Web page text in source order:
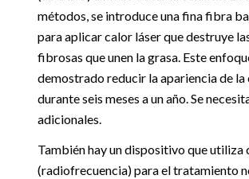
métodos, se introduce una fina fibra
para aplicar calor láser que destruye
fibrosas que unen la grasa. Este
demostrado reducir la apariencia de la
durante seis meses a un año. Se
adicionales.
También hay un dispositivo que utiliza
(radiofrecuencia) para el tratamiento